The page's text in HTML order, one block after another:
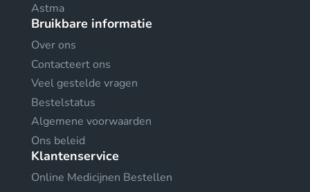
Astma
Bruikbare informatie
Over ons
Contacteert ons
Veel gestelde vragen
Bestelstatus
Algemene voorwaarden
Ons beleid
Klantenservice
Online Medicijnen Bestellen